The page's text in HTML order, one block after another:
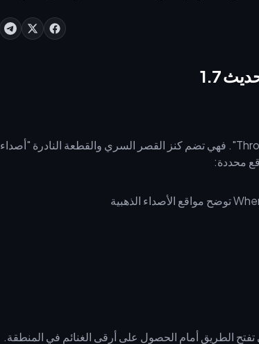
(https://buffget.com/goods/where-winds-meet) على موقع buffget للوصول الفوري، متجاوزين عناء القتال ضد 3,000
1.7
تُعد الغرفة السرية (Hidden Chamber) جوهر لعبة "Throne and Tempest". فهي تضم كنز القصر السري والقطعة النادرة "أصداء